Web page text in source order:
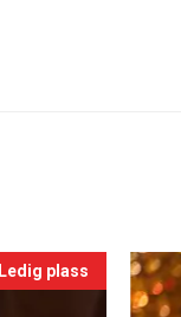
Ledig plass